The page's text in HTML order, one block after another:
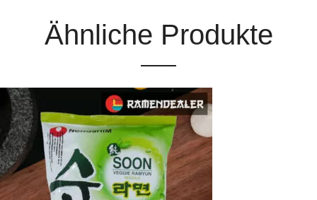
Ähnliche Produkte